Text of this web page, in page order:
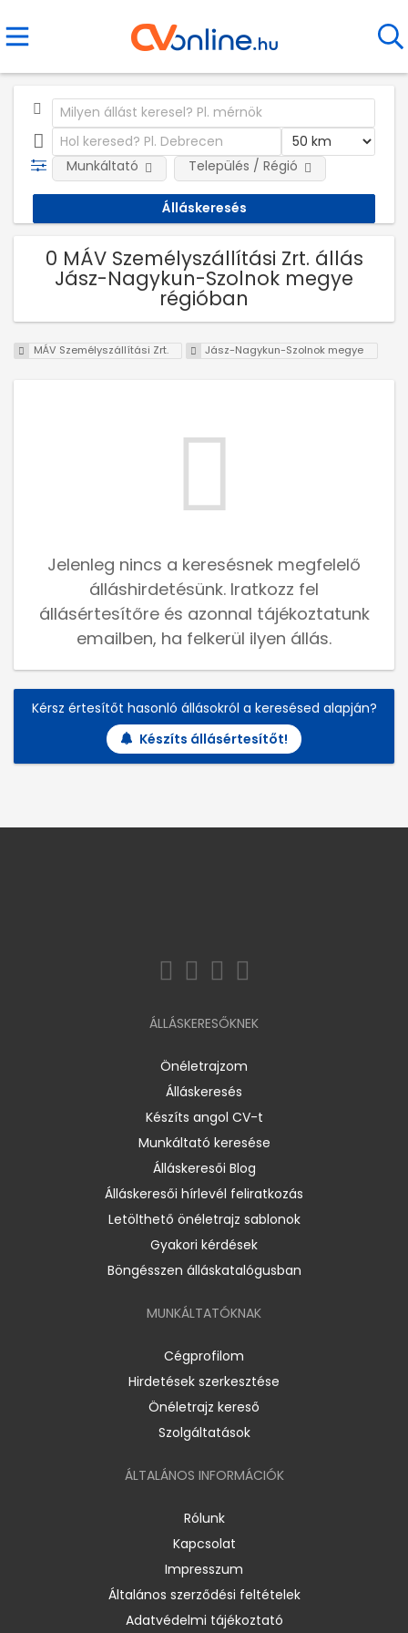
Munkáltató Település / Régió
0 MÁV Személyszállítási Zrt. állás
Jász-Nagykun-Szolnok megye
régióban
MÁV Személyszállítási Zrt. Jász-Nagykun-Szolnok megye
Jelenleg nincs a keresésnek megfelelő
álláshirdetésünk. Iratkozz fel
állásértesítőre és azonnal tájékoztatunk
emailben, ha felkerül ilyen állás.
Kérsz értesítőt hasonló állásokról a keresésed alapján?
Készíts állásértesítőt!
ÁLLÁSKERESŐKNEK
Önéletrajzom
Álláskeresés
Készíts angol CV-t
Munkáltató keresése
Álláskeresői Blog
Álláskeresői hírlevél feliratkozás
Letölthető önéletrajz sablonok
Gyakori kérdések
Böngésszen álláskatalógusban
MUNKÁLTATÓKNAK
Cégprofilom
Hirdetések szerkesztése
Önéletrajz kereső
Szolgáltatások
ÁLTALÁNOS INFORMÁCIÓK
Rólunk
Kapcsolat
Impresszum
Általános szerződési feltételek
Adatvédelmi tájékoztató